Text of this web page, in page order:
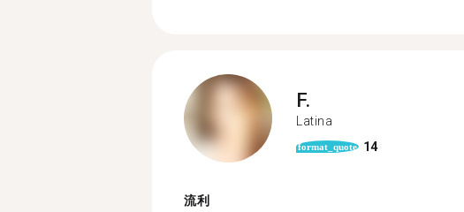
F.
Latina
format_quote 14
流利